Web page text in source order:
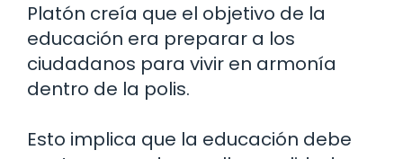
Platón creía que el objetivo de la
educación era preparar a los
ciudadanos para vivir en armonía
dentro de la polis.
Esto implica que la educación debe